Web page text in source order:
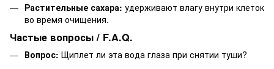
Растительные сахара: удерживают влагу внутри клеток
во время очищения.
Частые вопросы / F.A.Q.
Вопрос: Щиплет ли эта вода глаза при снятии туши?